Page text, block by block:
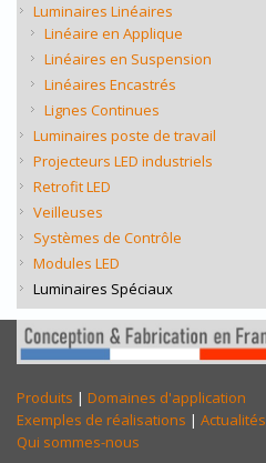
Luminaires Linéaires
Linéaire en Applique
Linéaires en Suspension
Linéaires Encastrés
Lignes Continues
Luminaires poste de travail
Projecteurs LED industriels
Retrofit LED
Veilleuses
Systèmes de Contrôle
Modules LED
Luminaires Spéciaux
Produits | Domaines d'application
Exemples de réalisations | Actualités
Qui sommes-nous